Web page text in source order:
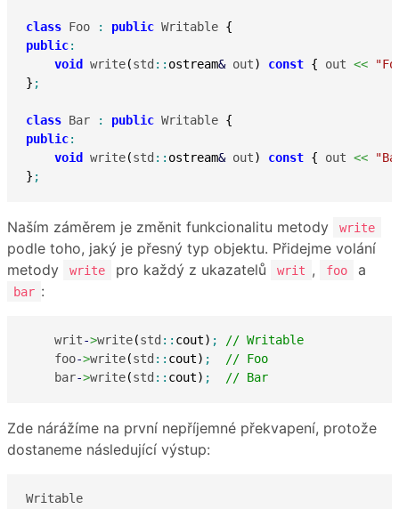
class Foo : public Writable {
public:
void
write(std :: ostream& out) const { out <<
} ;
class Bar : public Writable {
public:
void
write(std :: ostream& out) const { out <<
} ;
Naším záměrem je změnit funkcionalitu metody write
podle toho, jaký je přesný typ objektu. Přidejme volání
metody
write pro každý z ukazatelů writ , foo a
bar :
    writ
->write(std :: cout) ;
// Writable
    foo
->write(std :: cout) ;
// Foo
    bar
->write(std :: cout) ; // Bar
Zde nárážíme na první nepříjemné překvapení, protože
dostaneme následující výstup:
Writable